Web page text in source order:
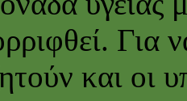
Για
και οι